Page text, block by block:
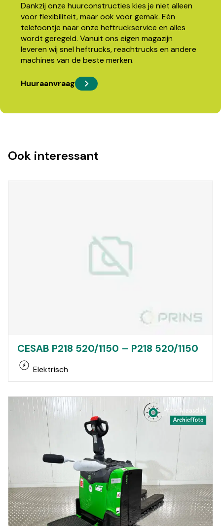
Dankzij onze huurconstructies kies je niet alleen
voor flexibiliteit, maar ook voor gemak. Eén
telefoontje naar onze heftruckservice en alles
wordt geregeld. Vanuit ons eigen magazijn
leveren wij snel heftrucks, reachtrucks en andere
machines van de beste merken.
Huuraanvraag
Ook interessant
CESAB P218 520/1150 – P218 520/1150
Elektrisch